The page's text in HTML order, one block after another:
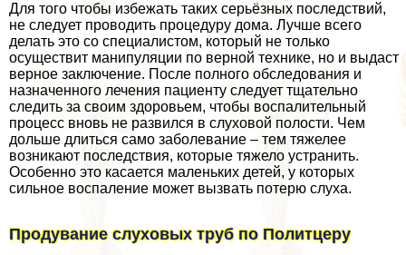
Для того чтобы избежать таких серьёзных последствий,
не следует проводить процедуру дома. Лучше всего
делать это со специалистом, который не только
осуществит манипуляции по верной технике, но и выдаст
верное заключение. После полного обследования и
назначенного лечения пациенту следует тщательно
следить за своим здоровьем, чтобы воспалительный
процесс вновь не развился в слуховой полости. Чем
дольше длиться само заболевание – тем тяжелее
возникают последствия, которые тяжело устранить.
Особенно это касается маленьких детей, у которых
сильное воспаление может вызвать потерю слуха.
Продувание слуховых труб по Политцеру